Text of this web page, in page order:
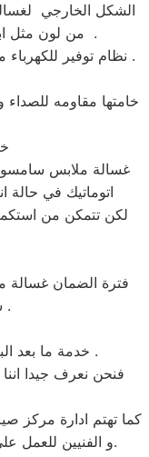
الشكل الخارجي
من لون مثل ابيض واسود وسيلفر لتناسب الجميع .
نظام توفير للكهرباء متوفر بها نظام لفصل الكهرباء كل 15 ثانيه .
خامتها مقاومه
غسالة ملابس
اتوماتيك في حالة
لكن تتمكن من
شركة العربي جروب .
خدمة ما بعد البيع من شركة العربي جروب ممتازه .
فنحن نعرف جيدا اننا
كما تهتم ادارة مركز
و الفنيين للعمل علي تقديم خدمة تليق بعملائنا بالشيخ زايد.